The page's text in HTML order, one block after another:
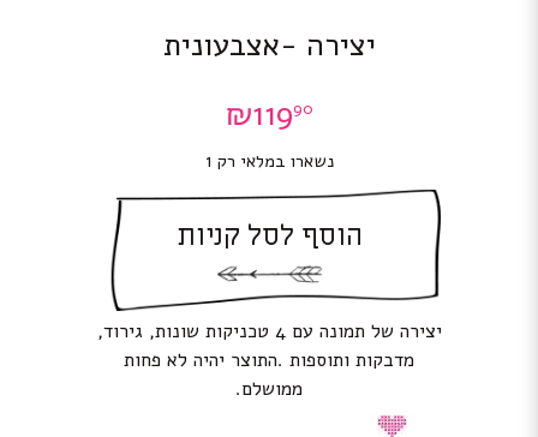
יצירה -אצבעונית
₪11990
נשארו במלאי רק 1
הוסף לסל קניות
יצירה של תמונה עם 4 טכניקות שונות, גירוד,
מדבקות ותוספות .התוצר יהיה לא פחות
ממושלם.